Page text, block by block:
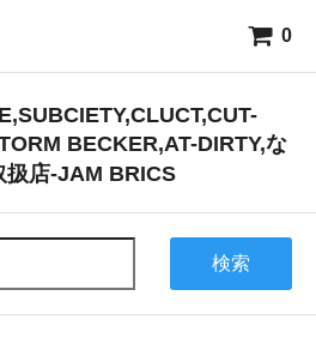
0
BECKER,AT-DIRTY,な
扱店-JAM BRICS
検索